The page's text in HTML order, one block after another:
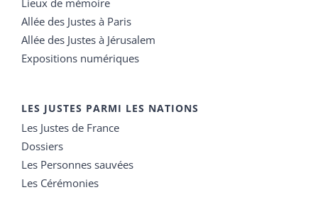
Allée des Justes à Paris
Allée des Justes à Jérusalem
Expositions numériques
LES JUSTES PARMI LES NATIONS
Les Justes de France
Dossiers
Les Personnes sauvées
Les Cérémonies